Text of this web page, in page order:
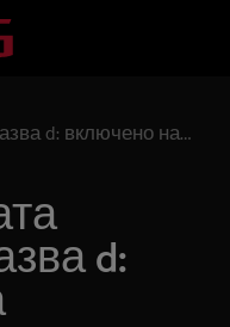
d: включено на
d: